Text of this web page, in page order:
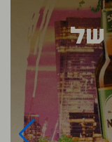
ה-Green Roof של